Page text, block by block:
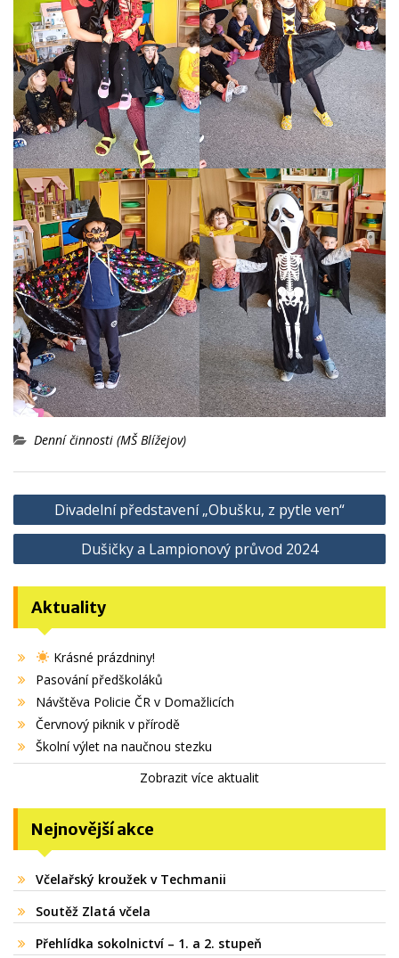
Denní činnosti (MŠ Blížejov)
Navigace
pro
příspěvek
Divadelní představení „Obušku, z pytle ven“
Dušičky a Lampionový průvod 2024
Aktuality
Krásné prázdniny!
Pasování předškoláků
Návštěva Policie ČR v Domažlicích
Červnový piknik v přírodě
Školní výlet na naučnou stezku
Zobrazit více aktualit
Nejnovější akce
Včelařský kroužek v Techmanii
Soutěž Zlatá včela
Přehlídka sokolnictví – 1. a 2. stupeň